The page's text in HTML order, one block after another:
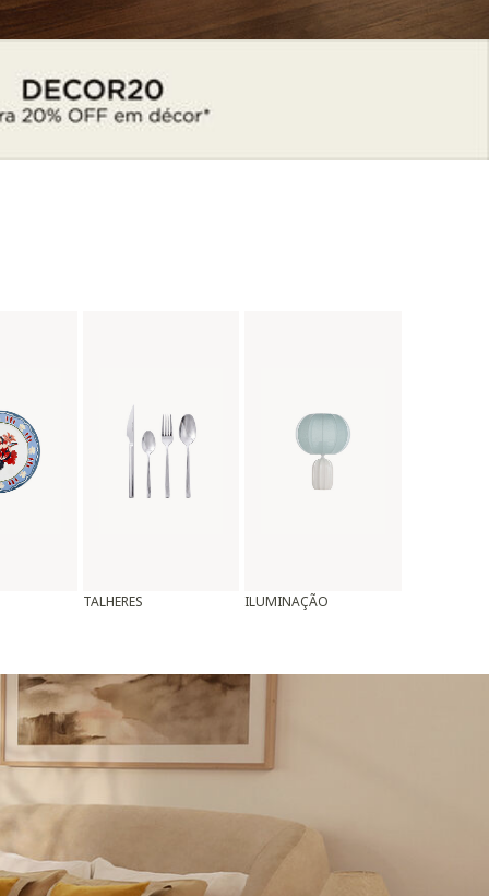
TALHERES ILUMINAÇÃO